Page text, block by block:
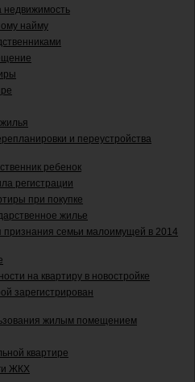
найму
и переустройства
ребенок
регистрации
при покупке
жилье
семьи малоимущей в 2014
на квартиру в новостройке
зарегистрирован
жилым помещением
квартире
ЖКХ